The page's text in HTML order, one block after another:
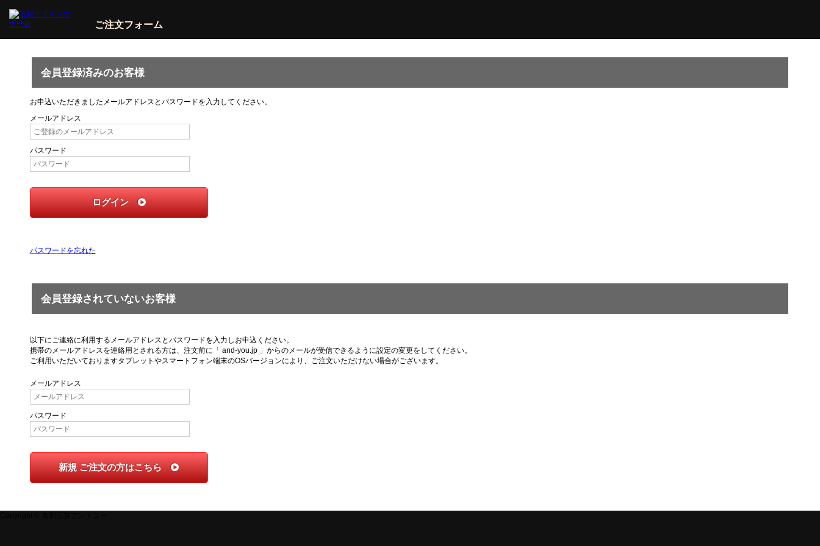
ご注文フォーム
会員登録済みのお客様
お申込いただきましたメールアドレスとパスワードを入力してください。
メールアドレス
パスワード
ログイン
パスワードを忘れた
会員登録されていないお客様
以下にご連絡に利用するメールアドレスとパスワードを入力しお申込ください。
携帯のメールアドレスを連絡用とされる方は、注文前に「 and-you.jp 」からのメールが受信できるように設定の変更をしてください。
ご利用いただいておりますタブレットやスマートフォン端末のOSバージョンにより、ご注文いただけない場合がございます。
メールアドレス
パスワード
新規 ご注文の方はこちら